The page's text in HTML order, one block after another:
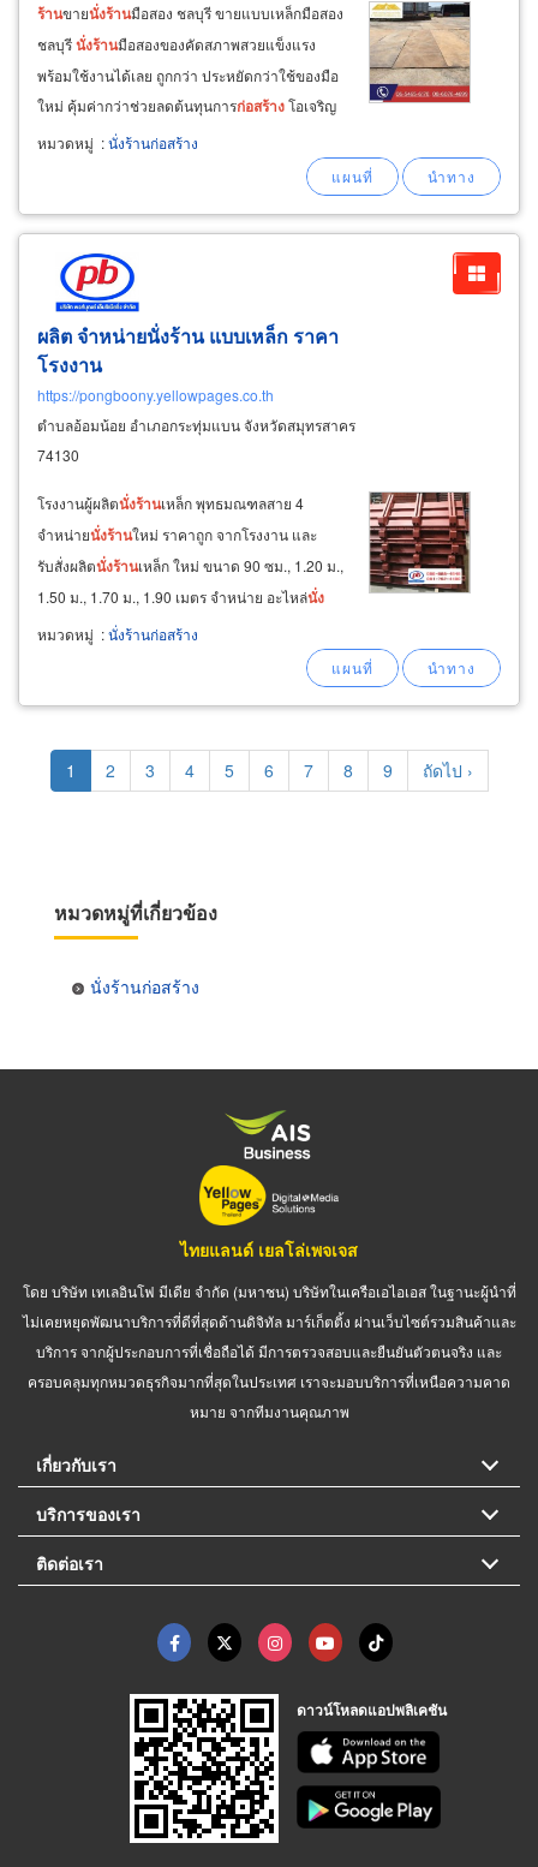
ร้านขายนั่งร้านมือสอง ชลบุรี ขายแบบเหล็กมือสอง
ชลบุรีนั่งร้านมือสองของคัดสภาพสวยแข็งแรง
พร้อมใช้งานได้เลย ถูกกว่า ประหยัดกว่าใช้ของมือ
ใหม่ คุ้มค่ากว่าช่วยลดต้นทุนการก่อสร้างโอเจริญ
ค้าเหล็กเก่า รับซื้อนั่งร้าน ใช้แล้ว รับซื้อแบบเหล็ก
เหล็กมือสอง สภาพสวย
หมวดหมู่ :นั่งร้านก่อสร้าง
ผลิต จำหน่ายนั่งร้าน แบบเหล็ก ราคา
โรงงาน
https://pongboony.yellowpages.co.th
ตำบลอ้อมน้อย อำเภอกระทุ่มแบน จังหวัดสมุทรสาคร
74130
โรงงานผู้ผลิตนั่งร้านเหล็ก พุทธมณฑลสาย 4
จำหน่ายนั่งร้านใหม่ ราคาถูก จากโรงงาน และ
รับสั่งผลิตนั่งร้านเหล็ก ใหม่ ขนาด 90 ซม., 1.20 ม.,
1.50 ม., 1.70 ม., 1.90 เมตร จำหน่าย อะไหล่นั่ง
ร้านอุปกรณ์ประกอบนั่งร้าน
ร้าน
หมวดหมู่ :นั่งร้านก่อสร้าง
Pagination
Current
page
1 Page
2 Page
3 Page
4 Page
5 Page
6 Page
7 Page
8 Page
9
Next
page
ถัดไป ›
หมวดหมู่ที่เกี่ยวข้อง
นั่งร้านก่อสร้าง
ไทยแลนด์ เยลโล่เพจเจส
โดย บริษัท เทเลอินโฟ มีเดีย จำกัด (มหาชน) บริษัทในเครือเอไอเอส ในฐานะผู้นำที่
ไม่เคยหยุดพัฒนาบริการที่ดีที่สุดด้านดิจิทัล มาร์เก็ตติ้ง ผ่านเว็บไซต์รวมสินค้าและ
บริการ จากผู้ประกอบการที่เชื่อถือได้ มีการตรวจสอบและยืนยันตัวตนจริง และ
ครอบคลุมทุกหมวดธุรกิจมากที่สุดในประเทศ เราจะมอบบริการที่เหนือความคาด
หมาย จากทีมงานคุณภาพ
เกี่ยวกับเรา
บริการของเรา
ติดต่อเรา
ดาวน์โหลดแอปพลิเคชัน